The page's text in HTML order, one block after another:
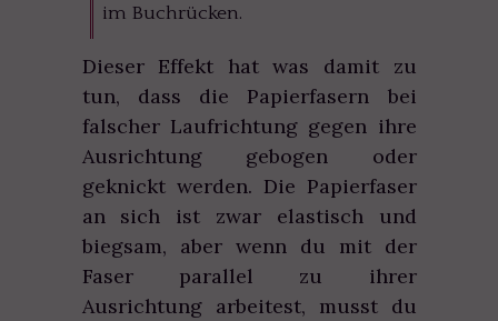
im Buchrücken.
Dieser Effekt hat was damit zu
tun, dass die Papierfasern bei
falscher Laufrichtung gegen ihre
Ausrichtung gebogen oder
geknickt werden. Die Papierfaser
an sich ist zwar elastisch und
biegsam, aber wenn du mit der
Faser parallel zu ihrer
Ausrichtung arbeitest, musst du